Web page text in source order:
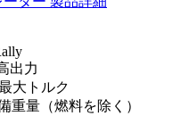
出力
大トルク
重量（燃料を除く）